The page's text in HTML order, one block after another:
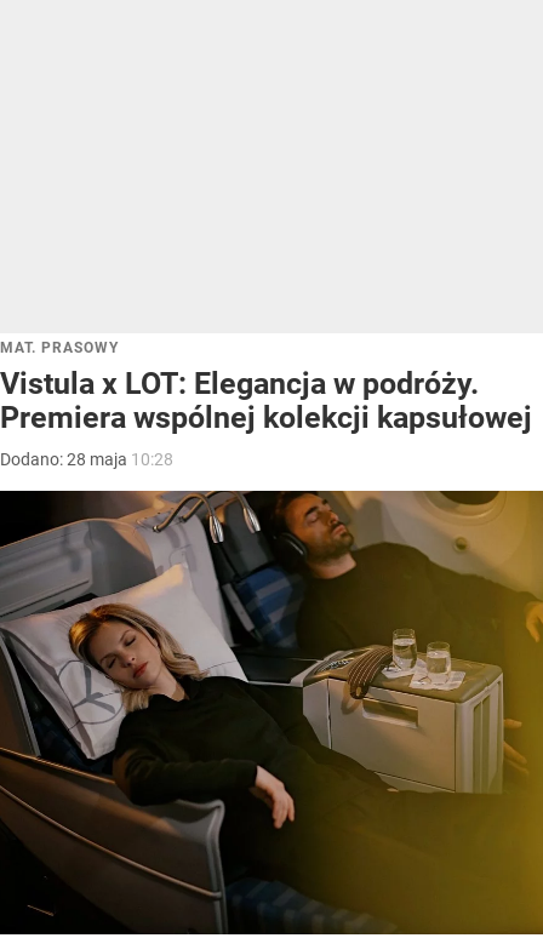
MAT. PRASOWY
Vistula x LOT: Elegancja w podróży.
Premiera wspólnej kolekcji kapsułowej
Dodano:28 maja 10:28